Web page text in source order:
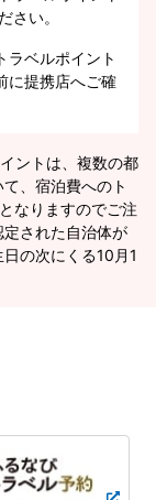
さい。
ラベルポイント
に提携店へご確
ントは、複数の都
、宿泊費へのト
なりますのでご注
された自治体が
の次にくる10月1